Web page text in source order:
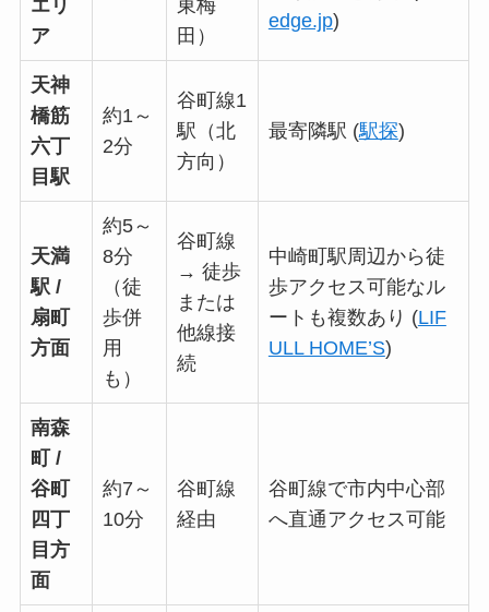
エリ
ア
東梅
田）
edge.jp)
天神
橋筋
六丁
目駅
約1～
2分
谷町線1
駅（北
方向）
最寄隣駅 (駅探)
天満
駅 /
扇町
方面
約5～
8分
（徒
歩併
用
も）
谷町線
→ 徒歩
または
他線接
続
中崎町駅周辺から徒
歩アクセス可能なル
ートも複数あり (LIF
ULL HOME’S)
南森
町 /
谷町
四丁
目方
面
約7～
10分
谷町線
経由
谷町線で市内中心部
へ直通アクセス可能